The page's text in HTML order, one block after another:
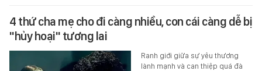
4 thứ cha mẹ cho đi càng nhiều, con cái càng dễ bị
"hủy hoại" tương lai
Ranh giới giữa sự yêu thương
lành mạnh và can thiệp quá đà